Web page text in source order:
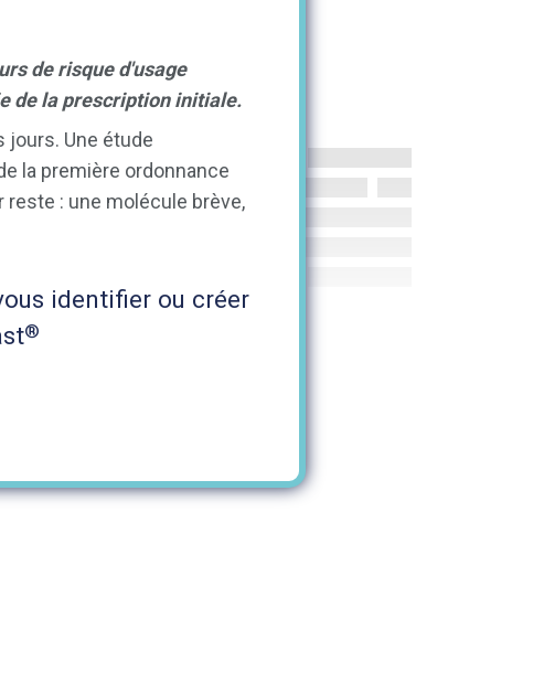
de risque d'usage
de la prescription initiale.
jours. Une étude
la première ordonnance
reste : une molécule brève,
identifier ou créer
®